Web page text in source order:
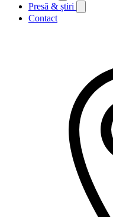
Presă & știri
Contact